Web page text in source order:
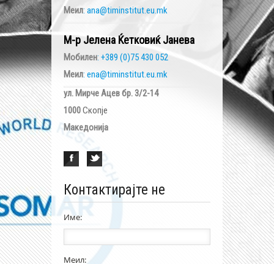
Меил: ana@timinstitut.eu.mk
М-р Јелена Ќетковиќ Јанева
Мобилен: +389 (0)75 430 052
Меил: ena@timinstitut.eu.mk
ул. Мирче Ацев бр. 3/2-14
1000Скопје
Македонија
Контактирајте не
Име:
Меил: